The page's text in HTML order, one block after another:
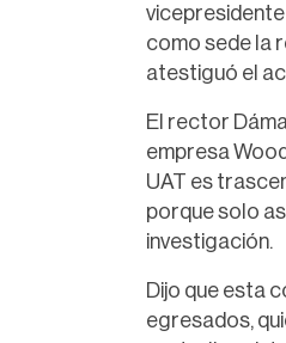
como sede la
atestiguó el
El rector
empresa
UAT es
porque solo
investigación.
Dijo que esta
egresados,